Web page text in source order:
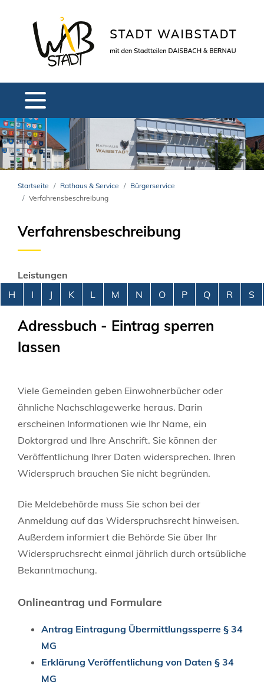
Startseite Rathaus & Service
Bürgerservice
Verfahrensbeschreibung
Verfahrensbeschreibung
Leistungen
Alphabetisches Register überspringen
H I J K L M N O P Q R S
Adressbuch - Eintrag sperren
lassen
Viele Gemeinden geben Einwohnerbücher oder
ähnliche Nachschlagewerke heraus. Darin
erscheinen Informationen wie Ihr Name, ein
Doktorgrad und Ihre Anschrift. Sie können der
Veröffentlichung Ihrer Daten widersprechen. Ihren
Widerspruch brauchen Sie nicht begründen.
Die Meldebehörde muss Sie schon bei der
Anmeldung auf das Widerspruchsrecht hinweisen.
Außerdem informiert die Behörde Sie über Ihr
Widerspruchsrecht einmal jährlich durch ortsübliche
Bekanntmachung.
Onlineantrag und Formulare
Antrag Eintragung Übermittlungssperre § 34
MG
Erklärung Veröffentlichung von Daten § 34
MG